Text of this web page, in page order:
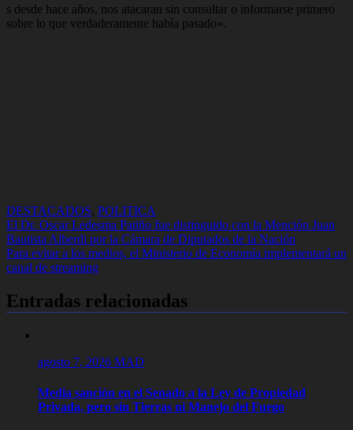
s desde hace años, nos atacaran sin consultar o informarse primero
sobre lo que verdaderamente había pasado».
DESTACADOS, POLITICA
Navegación
de
entradas
El Dr. Oscar Ledesma Patiño fue distinguido con la Mención Juan
Bautista Alberdi por la Cámara de Diputados de la Nación
Para evitar a los medios, el Ministerio de Economía implementará un
canal de streaming
Entradas relacionadas
agosto 7, 2026 MAD
Media sanción en el Senado a la Ley de Propiedad
Privada, pero sin Tierras ni Manejo del Fuego